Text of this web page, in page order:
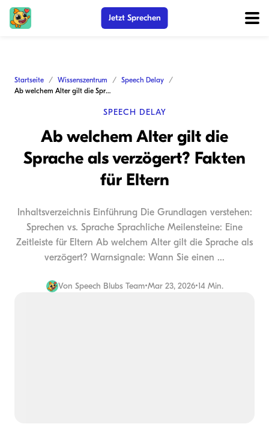
Jetzt Sprechen
Startseite Wissenszentrum
Speech Delay
Ab welchem Alter gilt die Sprache als verzögert? Fakten für Eltern
SPEECH DELAY
Ab welchem Alter gilt die
Sprache als verzögert? Fakten
für Eltern
Inhaltsverzeichnis Einführung Die Grundlagen verstehen:
Sprechen vs. Sprache Sprachliche Meilensteine: Eine
Zeitleiste für Eltern Ab welchem Alter gilt die Sprache als
verzögert? Warnsignale: Wann Sie einen ...
Von Speech Blubs Team•Mar 23, 2026•14 Min.